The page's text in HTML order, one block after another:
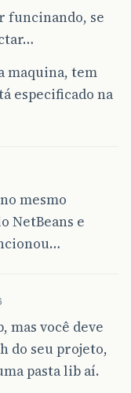
funcinando, se
maquina, tem
especificado na
mesmo
NetBeans e
mas você deve
do seu projeto,
pasta lib aí.